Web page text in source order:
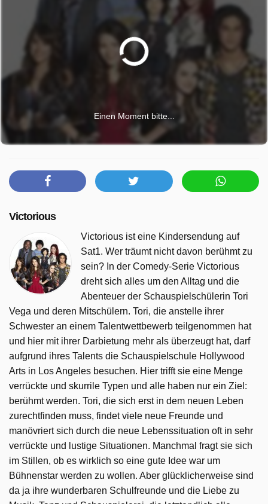
Einen Moment bitte...
Victorious
Victorious ist eine Kindersendung auf
Sat1. Wer träumt nicht davon berühmt zu
sein? In der Comedy-Serie Victorious
dreht sich alles um den Alltag und die
Abenteuer der Schauspielschülerin Tori
Vega und deren Mitschülern. Tori, die anstelle ihrer
Schwester an einem Talentwettbewerb teilgenommen hat
und hier mit ihrer Darbietung mehr als überzeugt hat, darf
aufgrund ihres Talents die Schauspielschule Hollywood
Arts in Los Angeles besuchen. Hier trifft sie eine Menge
verrückte und skurrile Typen und alle haben nur ein Ziel:
berühmt werden. Tori, die sich erst in dem neuen Leben
zurechtfinden muss, findet viele neue Freunde und
manövriert sich durch die neue Lebenssituation oft in sehr
verrückte und lustige Situationen. Manchmal fragt sie sich
im Stillen, ob es wirklich so eine gute Idee war um
Bühnenstar werden zu wollen. Aber glücklicherweise sind
da ja ihre wunderbaren Schulfreunde und die Liebe zu